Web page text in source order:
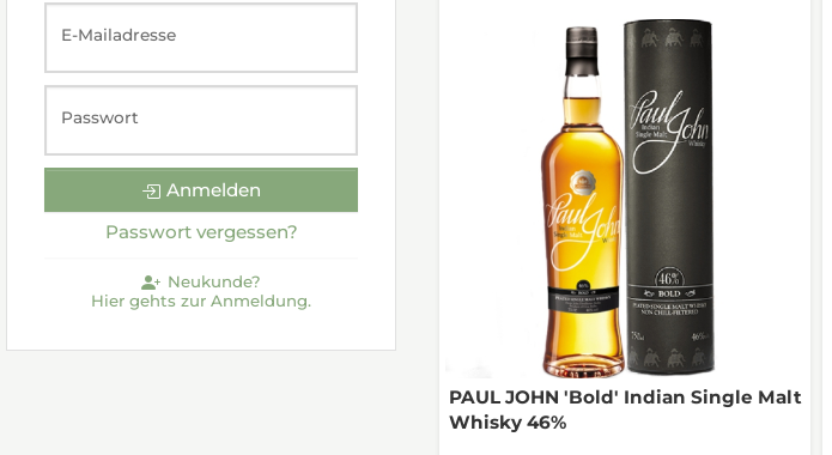
PAUL JOHN 'Bold' Indian Single Malt
Whisky 46%
E-Mailadresse
Passwort
Anmelden
Passwort vergessen?
Neukunde?
Hier gehts zur Anmeldung.